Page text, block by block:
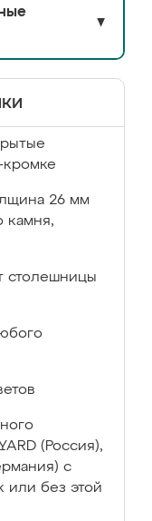
▼
кромке
26 мм
камня,
столешницы
(Россия),
с
или без этой